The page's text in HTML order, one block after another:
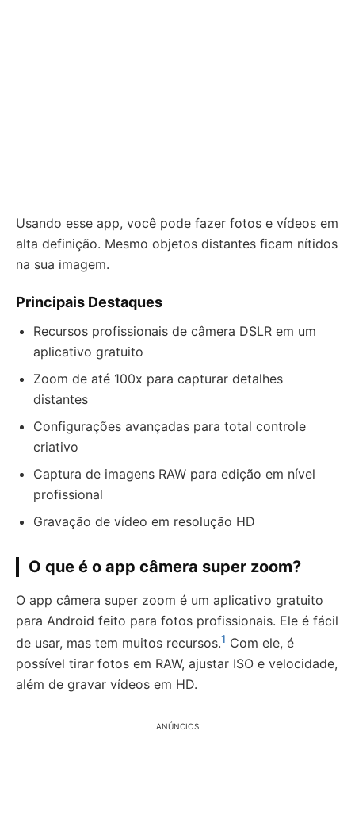
Usando esse app, você pode fazer fotos e vídeos em
alta definição. Mesmo objetos distantes ficam nítidos
na sua imagem.
Principais Destaques
Recursos profissionais de câmera DSLR em um
aplicativo gratuito
Zoom de até 100x para capturar detalhes
distantes
Configurações avançadas para total controle
criativo
Captura de imagens RAW para edição em nível
profissional
Gravação de vídeo em resolução HD
O que é o app câmera super zoom?
O app câmera super zoom é um aplicativo gratuito
para Android feito para fotos profissionais. Ele é fácil
de usar, mas tem muitos recursos.1 Com ele, é
possível tirar fotos em RAW, ajustar ISO e velocidade,
além de gravar vídeos em HD.
ANÚNCIOS